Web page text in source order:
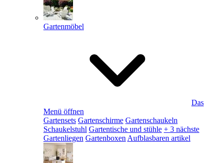
Gartenmöbel
Das
Menü öffnen
Gartensets Gartenschirme Gartenschaukeln
Schaukelstuhl Gartentische und stühle + 3 nächste
Gartenliegen Gartenboxen Aufblasbaren artikel